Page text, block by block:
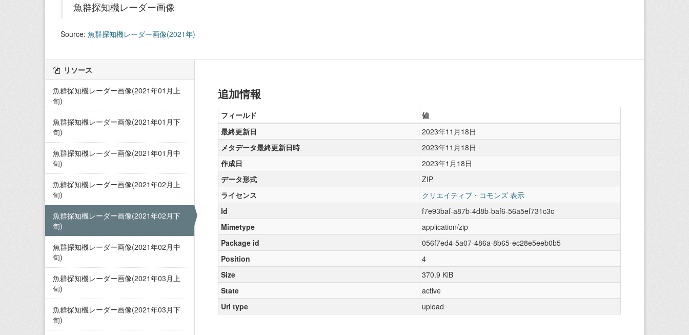
魚群探知機レーダー画像
Source: 魚群探知機レーダー画像(2021年)
リソース
魚群探知機レーダー画像(2021年01月上
旬)
魚群探知機レーダー画像(2021年01月下
旬)
魚群探知機レーダー画像(2021年01月中
旬)
魚群探知機レーダー画像(2021年02月上
旬)
魚群探知機レーダー画像(2021年02月下
旬)
魚群探知機レーダー画像(2021年02月中
旬)
魚群探知機レーダー画像(2021年03月上
旬)
魚群探知機レーダー画像(2021年03月下
旬)
追加情報
フィールド
値
最終更新日
2023年11月18日
メタデータ最終更新日時
2023年11月18日
作成日
2023年1月18日
データ形式
ZIP
ライセンス
クリエイティブ・コモンズ 表示
Id
f7e93baf-a87b-4d8b-baf6-56a5ef731c3c
Mimetype
application/zip
Package id
056f7ed4-5a07-486a-8b65-ec28e5eeb0b5
Position
4
Size
370.9 KiB
State
active
Url type
upload